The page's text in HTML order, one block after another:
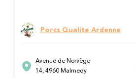
Porcs Qualite Ardenne
Avenue de Norvège
14, 4960 Malmedy